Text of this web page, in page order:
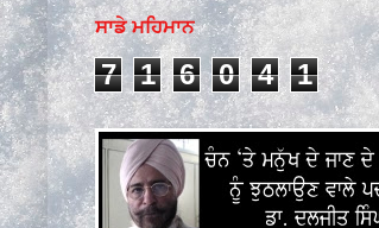
ਸਾਡੇ ਮਹਿਮਾਨ
7 1 6 0 4 1